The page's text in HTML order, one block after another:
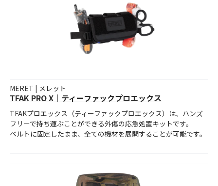
MERET | メレット
TFAK PRO X｜ティーファックプロエックス
TFAKプロエックス（ティーファックプロエックス）は、ハンズ
フリーで持ち運ぶことができる外傷の応急処置キットです。
ベルトに固定したまま、全ての機材を展開することが可能です。